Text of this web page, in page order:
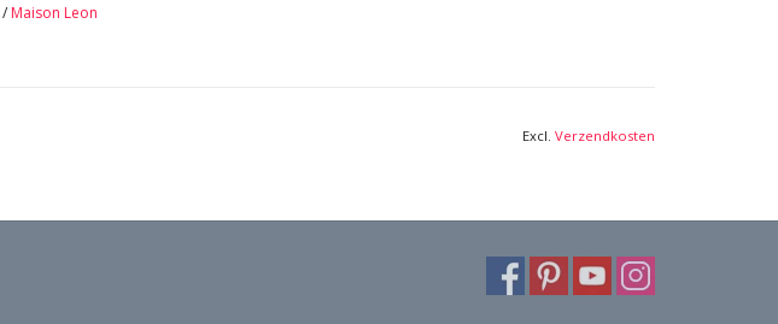
/ Maison Leon
Excl. Verzendkosten